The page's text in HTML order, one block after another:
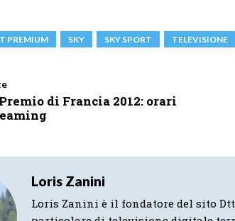
PREMIUM SKY SKY SPORT TELEVISIONE
di Francia 2012: orari
Loris Zanini
Loris Zanini è il fondatore del sito